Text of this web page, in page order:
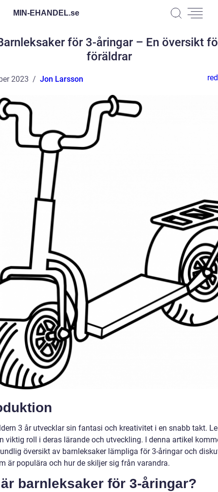
MIN-EHANDEL.se
för 3-åringar – En översikt
föräldrar
2023 Jon Larsson
3 år utvecklar sin fantasi och kreativitet i en snabb takt.
viktig roll i deras lärande och utveckling. I denna artikel
översikt av barnleksaker lämpliga för 3-åringar och
är populära och hur de skiljer sig från varandra.
barnleksaker för 3-åringar?